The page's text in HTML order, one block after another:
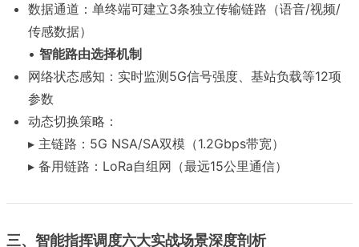
数据通道：单终端可建立3条独立传输链路（语音/视频/
传感数据）
•智能路由选择机制
网络状态感知：实时监测5G信号强度、基站负载等12项
参数
动态切换策略：
▸ 主链路：5G NSA/SA双模（1.2Gbps带宽）
▸ 备用链路：LoRa自组网（最远15公里通信）
三、智能指挥调度六大实战场景深度剖析